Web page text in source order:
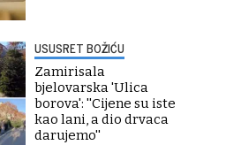
USUSRET BOŽIĆU
Zamirisala
bjelovarska 'Ulica
borova': ''Cijene su iste
kao lani, a dio drvaca
darujemo''